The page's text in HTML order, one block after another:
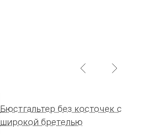
Бюстгальтер без косточек с
широкой бретелью